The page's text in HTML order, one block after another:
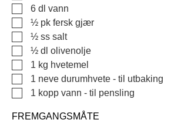
▢
6 dl vann
▢
½ pk fersk gjær
▢
½ ss salt
▢
½ dl olivenolje
▢
1 kg hvetemel
▢
1 neve durumhvete - til utbaking
▢
1 kopp vann - til pensling
FREMGANGSMÅTE